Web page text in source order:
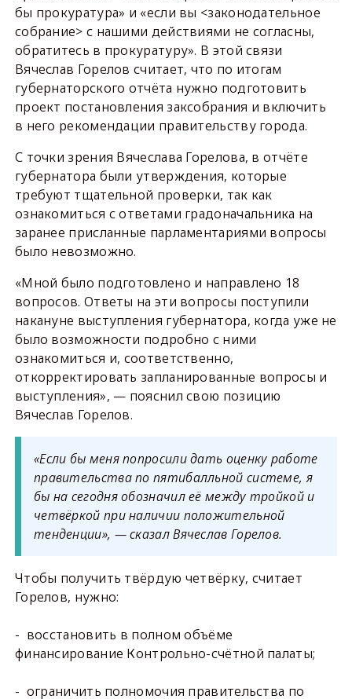
бы прокуратура» и «если вы <законодательное
собрание> с нашими действиями не согласны,
обратитесь в прокуратуру». В этой связи
Вячеслав Горелов считает, что по итогам
губернаторского отчёта нужно подготовить
проект постановления заксобрания и включить
в него рекомендации правительству города.
С точки зрения Вячеслава Горелова, в отчёте
губернатора были утверждения, которые
требуют тщательной проверки, так как
ознакомиться с ответами градоначальника на
заранее присланные парламентариями вопросы
было невозможно.
«Мной было подготовлено и направлено 18
вопросов. Ответы на эти вопросы поступили
накануне выступления губернатора, когда уже не
было возможности подробно с ними
ознакомиться и, соответственно,
откорректировать запланированные вопросы и
выступления», — пояснил свою позицию
Вячеслав Горелов.
«Если бы меня попросили дать оценку работе
правительства по пятибалльной системе, я
бы на сегодня обозначил её между тройкой и
четвёркой при наличии положительной
тенденции», — сказал Вячеслав Горелов.
Чтобы получить твёрдую четвёрку, считает
Горелов, нужно:
- восстановить в полном объёме
финансирование Контрольно-счётной палаты;
- ограничить полномочия правительства по